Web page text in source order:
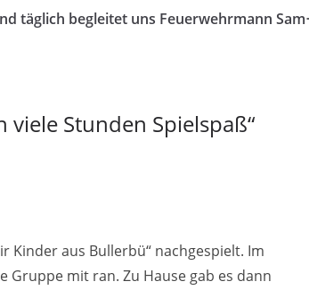
täglich begleitet uns Feuerwehrmann Sam
viele Stunden Spielspaß“
Kinder aus Bullerbü“ nachgespielt. Im
Gruppe mit ran. Zu Hause gab es dann